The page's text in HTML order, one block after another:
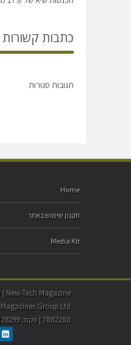
כתבות קשורות
תגובות סגורות
Home
תקנון שימוש באתר
Media Kit
7882288 | פקס: 09-7428299